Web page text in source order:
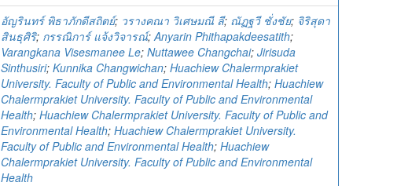
อัญรินทร์ พิธาภักดีสถิตย์; วรางคณา วิเศษมณี ลี; ณัฏฐวี ชั่งชัย; จิริสุดา
สินธุศิริ; กรรณิการ์ แจ้งวิจารณ์;Anyarin Phithapakdeesatith;
Varangkana Visesmanee Le; Nuttawee Changchai; Jirisuda
Sinthusiri; Kunnika Changwichan; Huachiew Chalermprakiet
University. Faculty of Public and Environmental Health; Huachiew
Chalermprakiet University. Faculty of Public and Environmental
Health; Huachiew Chalermprakiet University. Faculty of Public and
Environmental Health; Huachiew Chalermprakiet University.
Faculty of Public and Environmental Health; Huachiew
Chalermprakiet University. Faculty of Public and Environmental
Health